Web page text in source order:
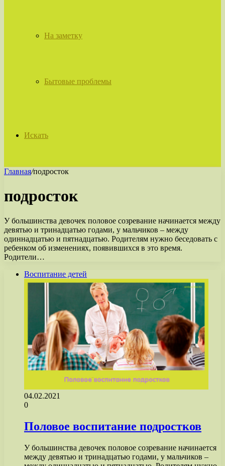
На заметку
Бытовые проблемы
Искать
Главная/подросток
подросток
У большинства девочек половое созревание начинается между
девятью и тринадцатью годами, у мальчиков – между
одиннадцатью и пятнадцатью. Родителям нужно беседовать с
ребенком об изменениях, появившихся в это время.
Родители…
Воспитание детей
04.02.2021
0
Половое воспитание подростков
У большинства девочек половое созревание начинается
между девятью и тринадцатью годами, у мальчиков –